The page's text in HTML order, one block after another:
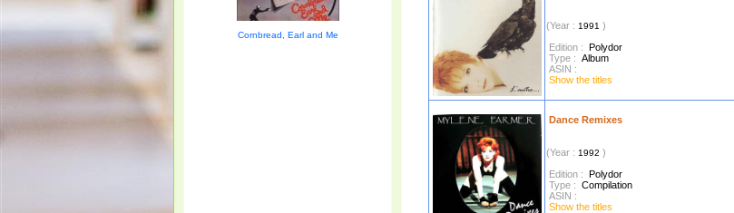
(Year : 1991 )
Edition : Polydor
Type : Album
ASIN :
Show the titles
Dance Remixes
(Year : 1992 )
Edition : Polydor
Type : Compilation
ASIN :
Show the titles
Cornbread, Earl and Me